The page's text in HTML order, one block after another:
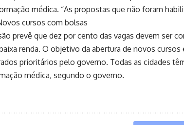
médica. “As propostas que não foram
cursos com bolsas
prevê que dez por cento das vagas devem ser
renda. O objetivo da abertura de novos
prioritários pelo governo. Todas as cidades
médica, segundo o governo.